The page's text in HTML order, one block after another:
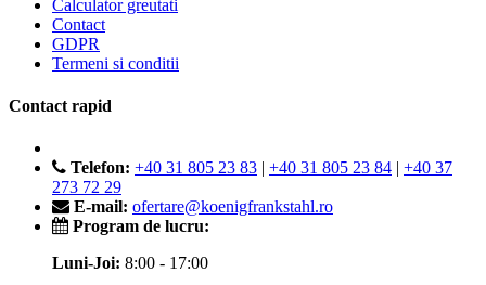
Calculator greutati
Contact
GDPR
Termeni si conditii
Contact rapid
Telefon: +40 31 805 23 83 | +40 31 805 23 84 | +40 37
273 72 29
E-mail: ofertare@koenigfrankstahl.ro
Program de lucru:
Luni-Joi: 8:00 - 17:00